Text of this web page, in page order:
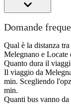
Domande
Qual è la distanza
Melegnano e
Quanto dura il
Il viaggio da
min. Scegliendo
min.
Quanti bus vanno